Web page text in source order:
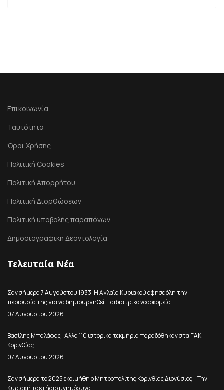
Επικοινωνία
Ταυτότητα
Όροι Χρήσης
Πολιτική Cookies
Πολιτική Απορρήτου
Πολιτική Διορθώσεων
Πολιτική υποβολής παραπόνων
Δημοσιογραφική Δεοντολογία
Τελευταία Νέα
Σαν σήμερα 7 Αυγούστου 1933: Η Αγλαΐα Κυριακού άφησε όλη την
περιουσία της για να δημιουργηθεί παιδιατρικό νοσοκομείο
07 Αυγούστου 2026
Βασίλης Μπαλάφας : Άλλα 110 ιστορικά τεκμήρια παραδόθηκαν στα ΓΑΚ
Κορινθίας
07 Αυγούστου 2026
Σαν σήμερα το 2025 εκοιμήθη ο Μητροπολίτης Κορινθίας Διονύσιος – Την
Κυριακή το ετήσιο μνημόσυνο